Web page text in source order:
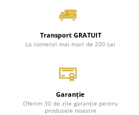
Transport GRATUIT
La comenzi mai mari de 200 Lei
Garanție
Oferim 30 de zile garanție pentru
produsele noastre